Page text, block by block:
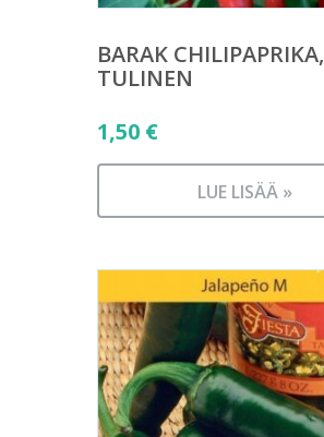
BARAK CHILIPAPRIKA,
TULINEN
1,50 €
LUE LISÄÄ »